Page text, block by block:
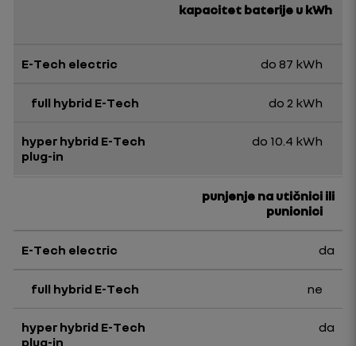
kapacitet baterije u kWh
do 87 kWh
do 2 kWh
do 10.4 kWh
punjenje na utičnici ili
punionici
da
ne
da